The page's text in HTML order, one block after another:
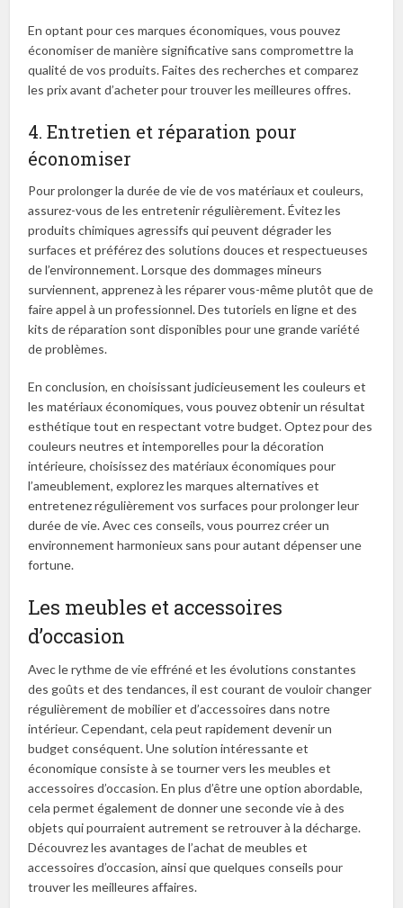
En optant pour ces marques économiques, vous pouvez
économiser de manière significative sans compromettre la
qualité de vos produits. Faites des recherches et comparez
les prix avant d’acheter pour trouver les meilleures offres.
4. Entretien et réparation pour
économiser
Pour prolonger la durée de vie de vos matériaux et couleurs,
assurez-vous de les entretenir régulièrement. Évitez les
produits chimiques agressifs qui peuvent dégrader les
surfaces et préférez des solutions douces et respectueuses
de l’environnement. Lorsque des dommages mineurs
surviennent, apprenez à les réparer vous-même plutôt que de
faire appel à un professionnel. Des tutoriels en ligne et des
kits de réparation sont disponibles pour une grande variété
de problèmes.
En conclusion, en choisissant judicieusement les couleurs et
les matériaux économiques, vous pouvez obtenir un résultat
esthétique tout en respectant votre budget. Optez pour des
couleurs neutres et intemporelles pour la décoration
intérieure, choisissez des matériaux économiques pour
l’ameublement, explorez les marques alternatives et
entretenez régulièrement vos surfaces pour prolonger leur
durée de vie. Avec ces conseils, vous pourrez créer un
environnement harmonieux sans pour autant dépenser une
fortune.
Les meubles et accessoires
d’occasion
Avec le rythme de vie effréné et les évolutions constantes
des goûts et des tendances, il est courant de vouloir changer
régulièrement de mobilier et d’accessoires dans notre
intérieur. Cependant, cela peut rapidement devenir un
budget conséquent. Une solution intéressante et
économique consiste à se tourner vers les meubles et
accessoires d’occasion. En plus d’être une option abordable,
cela permet également de donner une seconde vie à des
objets qui pourraient autrement se retrouver à la décharge.
Découvrez les avantages de l’achat de meubles et
accessoires d’occasion, ainsi que quelques conseils pour
trouver les meilleures affaires.